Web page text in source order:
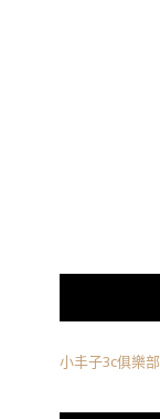
小丰子3c俱樂部